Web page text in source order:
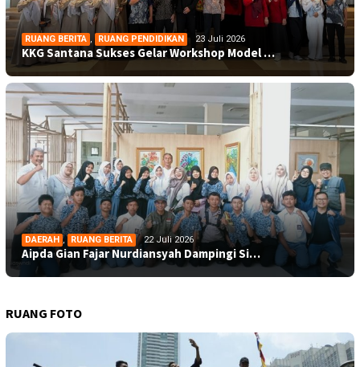
RUANG BERITA , RUANG PENDIDIKAN 23 Juli 2026
KKG Santana Sukses Gelar Workshop Model …
DAERAH , RUANG BERITA 22 Juli 2026
Aipda Gian Fajar Nurdiansyah Dampingi Si…
RUANG FOTO